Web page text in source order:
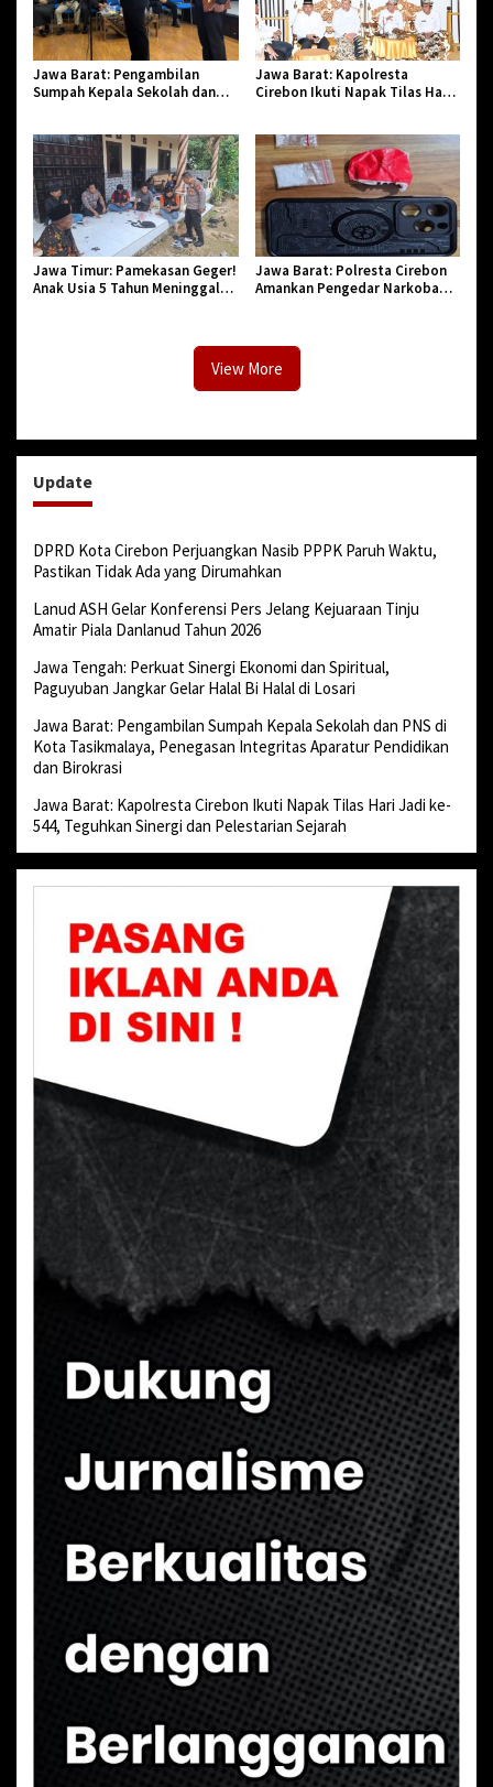
Jawa Barat: Pengambilan
Sumpah Kepala Sekolah dan
Pendidikan dan Birokrasi
Jawa Barat: Kapolresta
Cirebon Ikuti Napak Tilas Hari
Jawa Timur: Pamekasan Geger!
Anak Usia 5 Tahun Meninggal
Jawa Barat: Polresta Cirebon
Amankan Pengedar Narkoba
View More
Update
DPRD Kota Cirebon Perjuangkan Nasib PPPK Paruh Waktu,
Pastikan Tidak Ada yang Dirumahkan
Lanud ASH Gelar Konferensi Pers Jelang Kejuaraan Tinju
Amatir Piala Danlanud Tahun 2026
Jawa Tengah: Perkuat Sinergi Ekonomi dan Spiritual,
Paguyuban Jangkar Gelar Halal Bi Halal di Losari
Jawa Barat: Pengambilan Sumpah Kepala Sekolah dan PNS di
Kota Tasikmalaya, Penegasan Integritas Aparatur Pendidikan
dan Birokrasi
Jawa Barat: Kapolresta Cirebon Ikuti Napak Tilas Hari Jadi ke-
544, Teguhkan Sinergi dan Pelestarian Sejarah